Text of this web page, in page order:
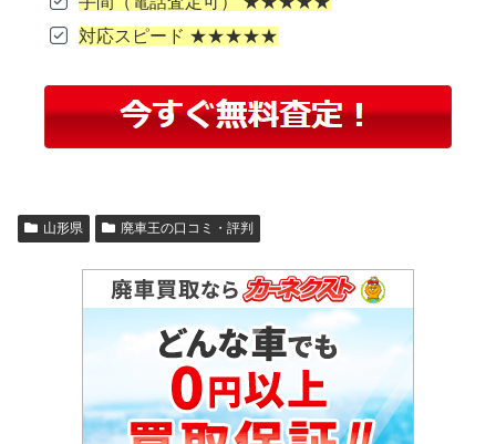
対応スピード ★★★★★
山形県 廃車王の口コミ・評判